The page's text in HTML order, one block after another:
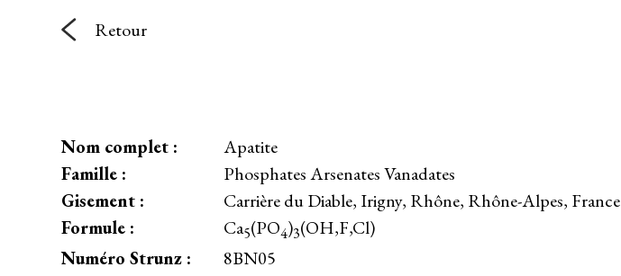
Retour
Nom complet :
Apatite
Famille :
Phosphates Arsenates Vanadates
Gisement :
Carrière du Diable, Irigny, Rhône, Rhône-Alpes, France
Formule :
Ca5(PO4)3(OH,F,Cl)
Numéro Strunz :
8BN05